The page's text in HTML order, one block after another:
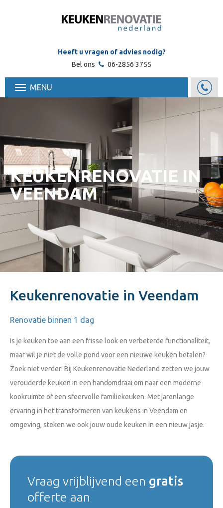
Heeft u vragen of advies nodig?
Bel ons
06-2856 3755
MENU
KEUKENRENOVATIE IN
VEENDAM
Keukenrenovatie in Veendam
Renovatie binnen 1 dag
Is je keuken toe aan een frisse look en verbeterde functionaliteit,
maar wil je niet de volle pond voor een nieuwe keuken betalen?
Zoek niet verder! Bij Keukenrenovatie Nederland zetten we jouw
verouderde keuken in een handomdraai om naar een moderne
kookruimte of een sfeervolle familiekeuken. Met jarenlange
ervaring in het transformeren van keukens in Veendam en
omgeving, steken we ook jouw oude keuken in een nieuw jasje.
Vraag vrijblijvend een gratis
offerte aan